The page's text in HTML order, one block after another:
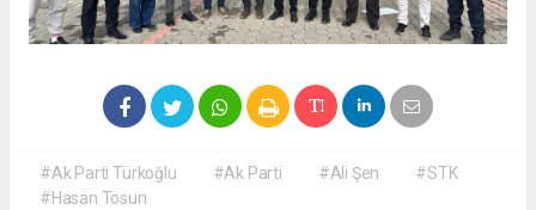
#Ak Parti Türkoğlu #Ak Parti #Ali Şen
#STK
#Hasan Tosun